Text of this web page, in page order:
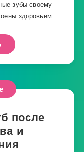
зубы своему
здоровьем…
после
и